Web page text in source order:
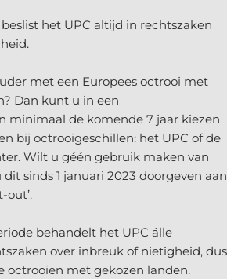
het UPC altijd in rechtszaken
met een Europees octrooi met
Dan kunt u in een
minimaal de komende 7 jaar kiezen
bij octrooigeschillen: het UPC of de
Wilt u géén gebruik maken van
sinds 1 januari 2023 doorgeven aan
out’.
behandelt het UPC álle
over inbreuk of nietigheid, dus
octrooien met gekozen landen.